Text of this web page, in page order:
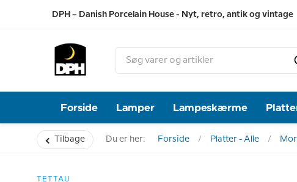
DPH – Danish Porcelain House - Nyt, retro, antik og vintage
Forside Lamper Lampeskærme
Tilbage Du er her: Forside Platter - Alle
TETTAU